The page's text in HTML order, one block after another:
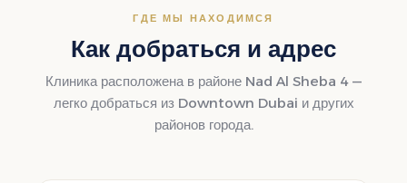
ГДЕ МЫ НАХОДИМСЯ
Как добраться и адрес
Клиника расположена в районе Nad Al Sheba 4 —
легко добраться из Downtown Dubai и других
районов города.